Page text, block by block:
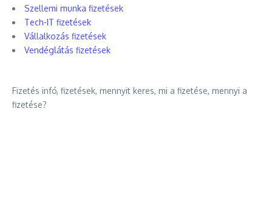
Szellemi munka fizetések
Tech-IT fizetések
Vállalkozás fizetések
Vendéglátás fizetések
Fizetés infó, fizetések, mennyit keres, mi a fizetése, mennyi a
fizetése?